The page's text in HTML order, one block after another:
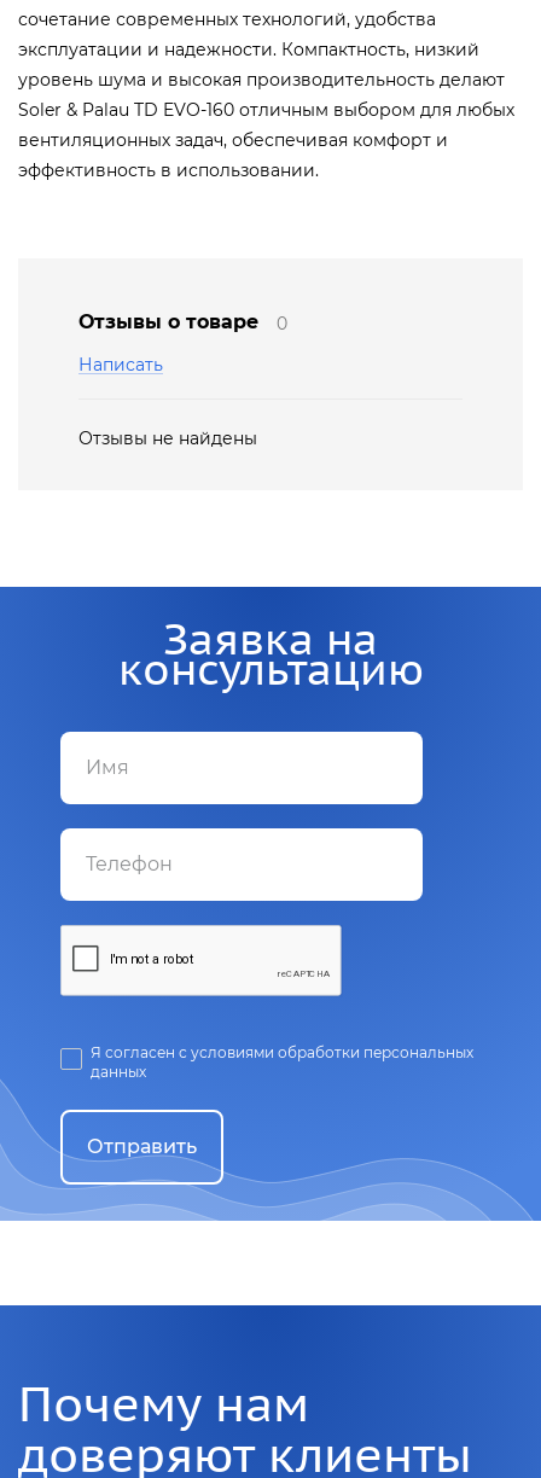
сочетание современных технологий, удобства
эксплуатации и надежности. Компактность, низкий
уровень шума и высокая производительность делают
Soler & Palau TD EVO-160 отличным выбором для любых
вентиляционных задач, обеспечивая комфорт и
эффективность в использовании.
Отзывы о товаре
0
Написать
Отзывы не найдены
Заявка на
консультацию
Я согласен с условиями обработки персональных
данных
Отправить
Почему нам
доверяют клиенты